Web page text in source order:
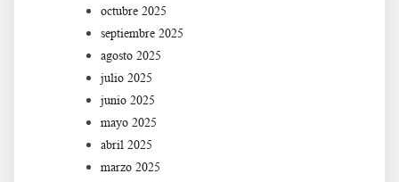
octubre 2025
septiembre 2025
agosto 2025
julio 2025
junio 2025
mayo 2025
abril 2025
marzo 2025